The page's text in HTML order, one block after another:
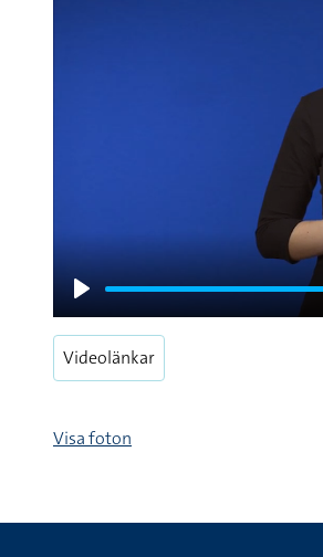
Play
Videolänkar
Visa foton